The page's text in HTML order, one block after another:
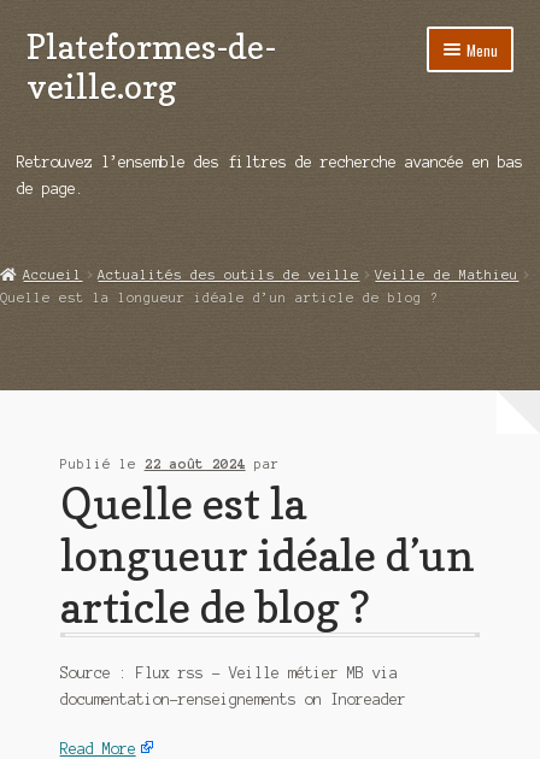
Aller
à
la
Aller
au
contenu
Plateformes-de-
veille.org
Menu
Répertoire d’ouitils
Démos vidéos
Retrouvez l’ensemble des filtres de recherche avancée en bas
de page.
Accueil Actualités des outils de veille
Veille de Mathieu
Quelle est la longueur idéale d’un article de blog ?
Publié le 22 août 2024 par
Quelle est la
longueur idéale d’un
article de blog ?
Source : Flux rss – Veille métier MB via
documentation-renseignements on Inoreader
Read More